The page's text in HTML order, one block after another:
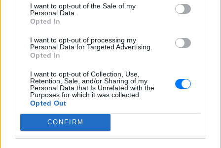
I want to opt-out of the Sale of my
Personal Data.
Opted In
I want to opt-out of processing my
Personal Data for Targeted Advertising.
Opted In
I want to opt-out of Collection, Use,
Retention, Sale, and/or Sharing of my
Personal Data that Is Unrelated with the
Purposes for which it was collected.
Opted Out
CONFIRM